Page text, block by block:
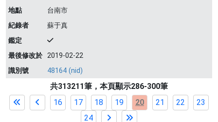
地點
台南市
紀錄者
蘇于真
鑑定
最後修改於 2019-02-22
識別號
48164 (nid)
共313211筆，本頁顯示286-300筆
16
17 18 19 20 21 22
23
24